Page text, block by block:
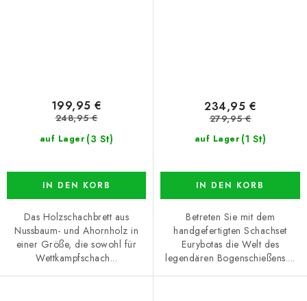
auf Lager (3 St)
199,95 €
248,95 €
IN DEN KORB
Das Holzschachbrett aus
Nussbaum- und Ahornholz in
einer Größe, die sowohl für
Wettkampfschach...
auf Lager (1 St)
234,95 €
279,95 €
IN DEN KORB
Betreten Sie mit dem
handgefertigten Schachset
Eurybotas die Welt des
legendären Bogenschießens....